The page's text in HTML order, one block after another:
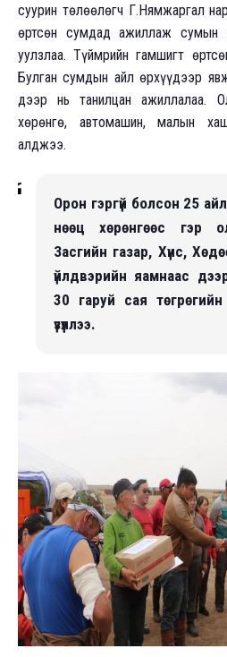
суурин төлөөлөгч Г.Нямжаргал
өртсөн сумдад ажиллаж сумын
уулзлаа. Түймрийн гамшигт
Булган сумдын айл өрхүүдээр
дээр нь танилцан ажиллалаа.
хөрөнгө, автомашин, малын
алджээ.
Орон гэргүй болсон 25
нөөц хөрөнгөөс гэр
Засгийн газар, Хүнс,
үйлдвэрийн яамнаас
30 гаруй сая
үзүүллээ.